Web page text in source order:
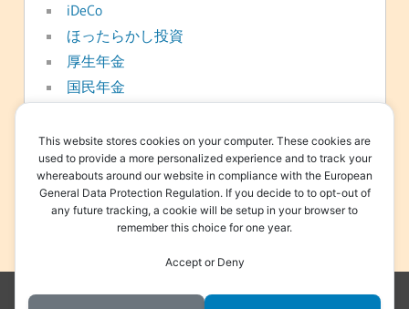
iDeCo
ほったらかし投資
厚生年金
国民年金
新NISA
日常
資産形成
退職金
This website stores cookies on your computer. These cookies are
used to provide a more personalized experience and to track your
whereabouts around our website in compliance with the European
General Data Protection Regulation. If you decide to to opt-out of
any future tracking, a cookie will be setup in your browser to
remember this choice for one year.
Accept or Deny